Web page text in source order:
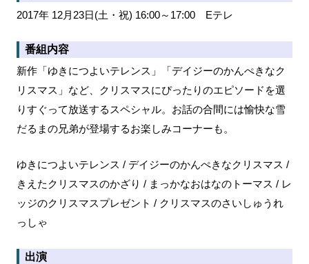
2017年 12月23日(土・祝) 16:00～17:00 Eテレ
番組内容
新作「ゆきにつよいテレンス」「デイジーのかんぺきなク
リスマス」など、クリスマスにぴったりのエピソードを選
りすぐって放送するスペシャル。お話の合間には愉快な雪
だるまの兄弟が登場するお楽しみコーナーも。
ゆきにつよいテレンス / デイジーのかんぺきなクリスマス /
きえたクリスマスのかざり / まっかなおはなのトーマス / レ
ッジのクリスマスプレゼント / クリスマスのさいしゅうれ
っしゃ
出演